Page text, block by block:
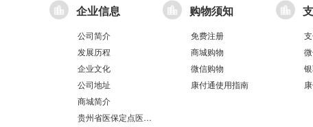
企业信息
公司简介
发展历程
企业文化
公司地址
商城简介
贵州省医保定点医疗机构医保服务情况表（第551分店）
购物须知
免费注册
商城购物
微信购物
康付通使用指南